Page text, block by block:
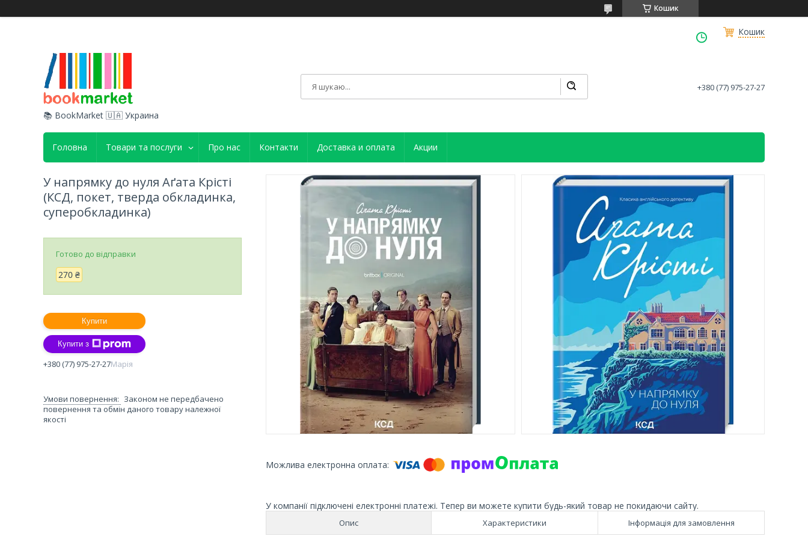
Кошик
Кошик
📚 BookMarket 🇺🇦 Украина
+380 (77) 975-27-27
Головна Товари та послуги Про нас Контакти Доставка и оплата Акции
У компанії підключені електронні платежі. Тепер ви можете купити будь-який товар не покидаючи сайту.
Опис Характеристики Інформація для замовлення
У напрямку до нуля Аґата Крісті
(КСД, покет, тверда обкладинка,
суперобкладинка)
Готово до відправки
270 ₴
Купити
Купити з
+380 (77) 975-27-27Марія
Законом не передбачено
повернення та обмін даного товару належної
якості